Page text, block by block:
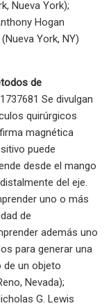
Nueva York);
Hogan
York, NY)
de
Se divulgan
quirúrgicos
magnética
puede
desde el mango
del eje.
uno o más
de
además uno
para generar una
de un objeto
Nevada);
G. Lewis